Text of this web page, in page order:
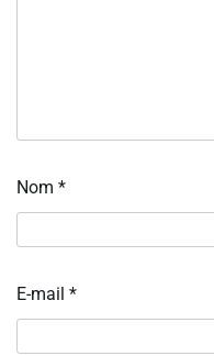
Nom *
E-mail *